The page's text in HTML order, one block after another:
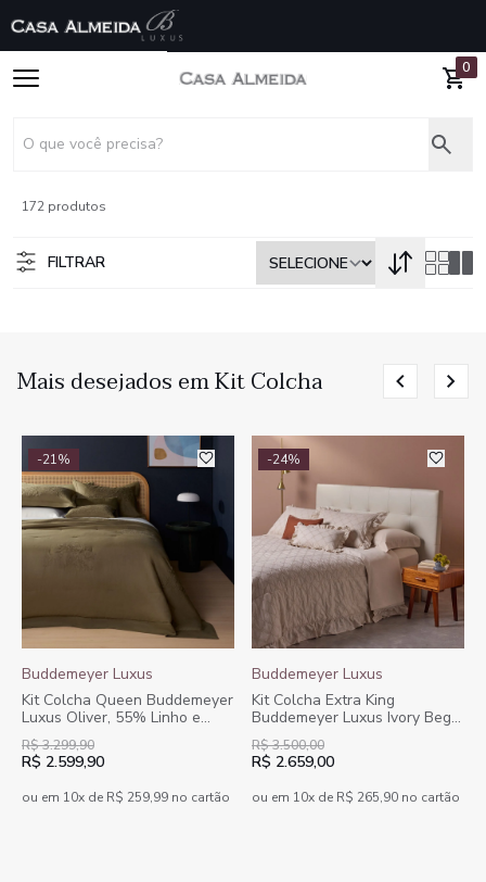
0
172 produtos
FILTRAR
Mais desejados em Kit Colcha
-21%
Buddemeyer Luxus
Kit Colcha Queen Buddemeyer
Luxus Oliver, 55% Linho e
45% Algodão, kaki, 3 peças.
R$ 3.299,90
R$ 2.599,90
ou em 10x de R$ 259,99 no cartão
-24%
Buddemeyer Luxus
Kit Colcha Extra King
Buddemeyer Luxus Ivory Bege
3 peças
R$ 3.500,00
R$ 2.659,00
ou em 10x de R$ 265,90 no cartão